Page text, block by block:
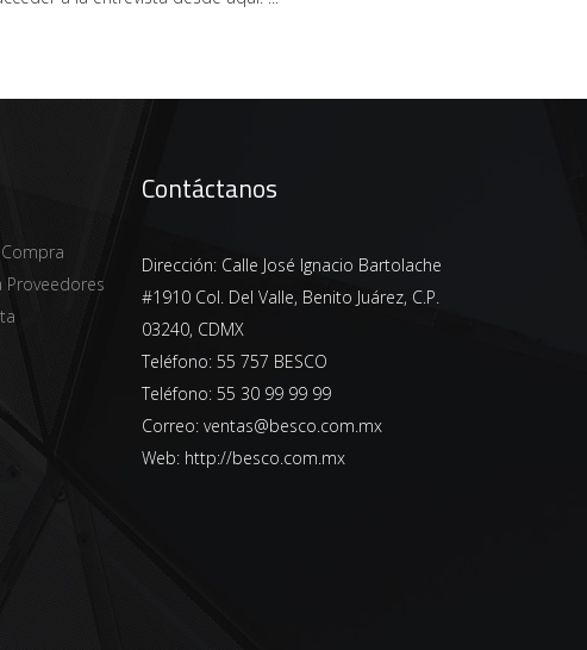
Contáctanos
Dirección: Calle José Ignacio Bartolache
#1910 Col. Del Valle, Benito Juárez, C.P.
03240, CDMX
Teléfono: 55 757 BESCO
Teléfono: 55 30 99 99 99
Correo: ventas@besco.com.mx
Web: http://besco.com.mx